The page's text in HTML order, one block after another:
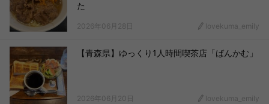
た
2026年06月28日 lovekuma_emily
【青森県】ゆっくり1人時間喫茶店「ばんかむ」
2026年06月20日 lovekuma_emily